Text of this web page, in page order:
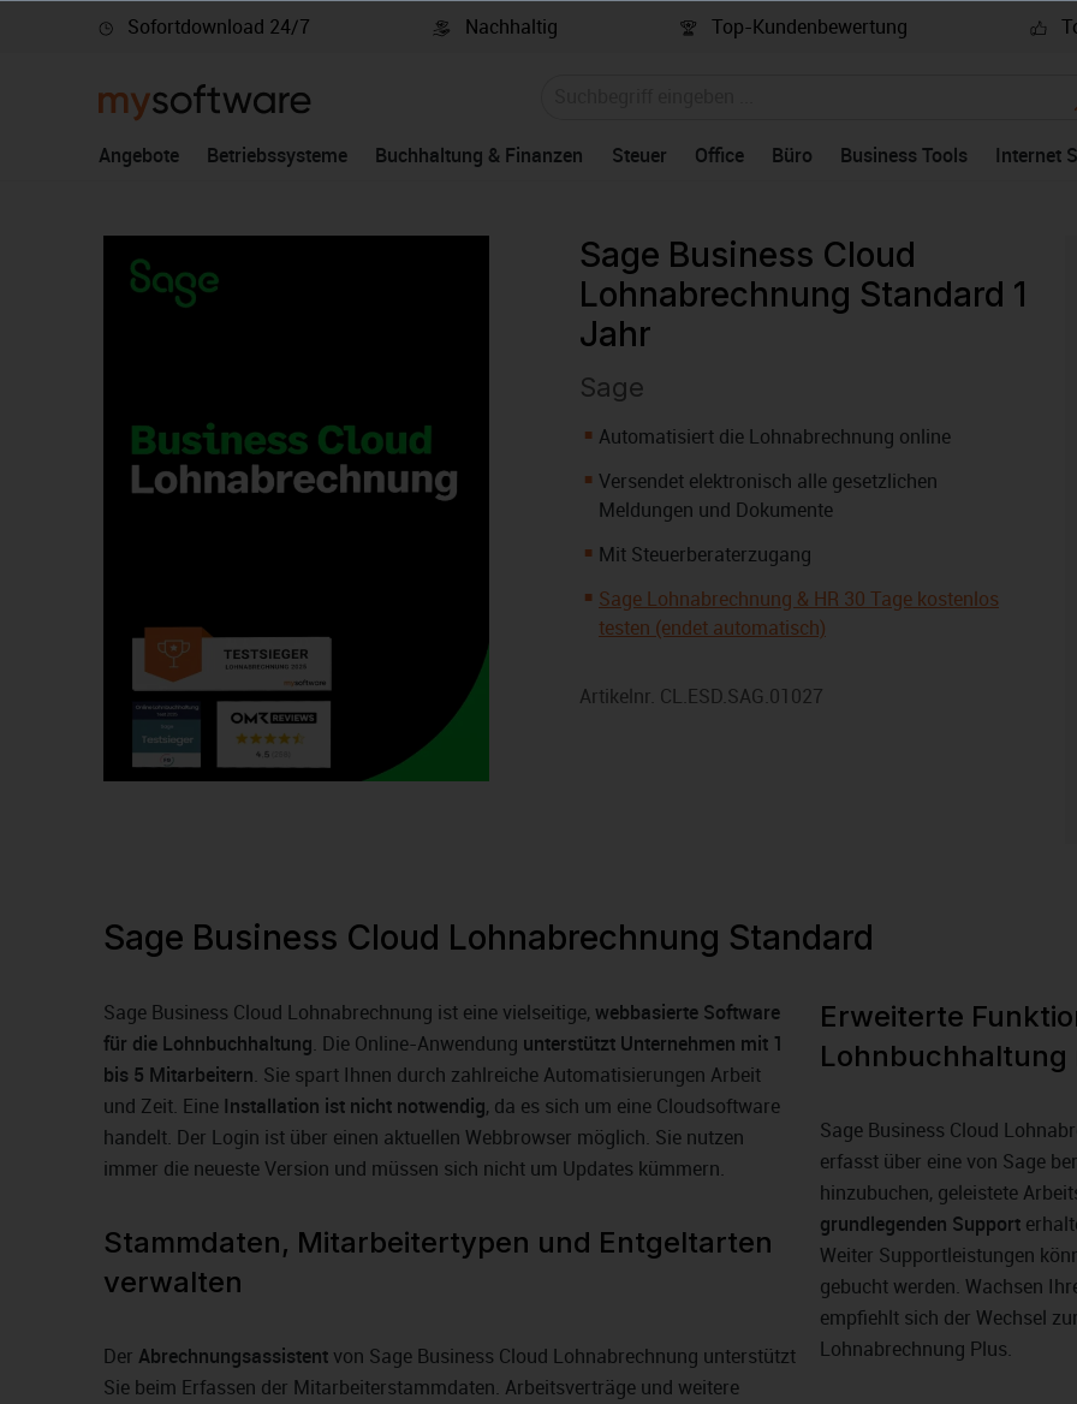
Zur Hauptnavigation springen
Sofortdownload 24/7 Nachhaltig Top-Kundenbewertung
Angebote Betriebssysteme Buchhaltung & Finanzen Steuer Office Büro Business Tools Internet
Sage Business Cloud
Lohnabrechnung Standard 1
Jahr
Sage
Automatisiert die Lohnabrechnung online
Versendet elektronisch alle gesetzlichen
Meldungen und Dokumente
Mit Steuerberaterzugang
Sage Lohnabrechnung & HR 30 Tage kostenlos
testen (endet automatisch)
Artikelnr. CL.ESD.SAG.01027
Sage Business Cloud Lohnabrechnung Standard
Sage Business Cloud Lohnabrechnung ist eine vielseitige, webbasierte Software
für die Lohnbuchhaltung. Die Online-Anwendung unterstützt Unternehmen mit 1
bis 5 Mitarbeitern. Sie spart Ihnen durch zahlreiche Automatisierungen Arbeit
und Zeit. Eine Installation ist nicht notwendig, da es sich um eine Cloudsoftware
handelt. Der Login ist über einen aktuellen Webbrowser möglich. Sie nutzen
immer die neueste Version und müssen sich nicht um Updates kümmern.
Stammdaten, Mitarbeitertypen und Entgeltarten
verwalten
Der Abrechnungsassistent von Sage Business Cloud Lohnabrechnung unterstützt
Sie beim Erfassen der Mitarbeiterstammdaten. Arbeitsverträge und weitere
Erweiterte
Lohnbuchhaltung
Sage Business Cloud
erfasst über eine von Sage
hinzubuchen, geleistete
grundlegenden Support
Weiter Supportleistungen
gebucht werden. Wachsen
empfiehlt sich der Wechsel
Lohnabrechnung Plus.